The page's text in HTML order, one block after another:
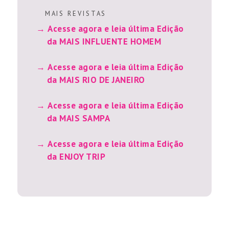
M A I S R E V I S T A S
Acesse agora e leia última Edição
da MAIS INFLUENTE HOMEM
Acesse agora e leia última Edição
da MAIS RIO DE JANEIRO
Acesse agora e leia última Edição
da MAIS SAMPA
Acesse agora e leia última Edição
da ENJOY TRIP